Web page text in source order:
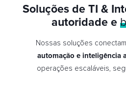
Soluções de TI &
autoridade e
Nossas soluções conectam
automação e inteligência
operações escaláveis,